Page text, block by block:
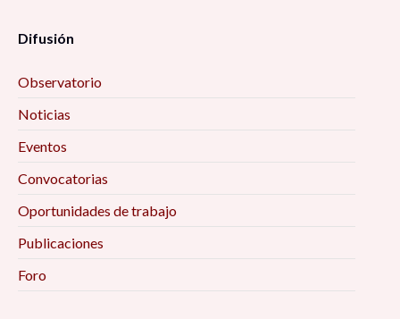
Difusión
Observatorio
Noticias
Eventos
Convocatorias
Oportunidades de trabajo
Publicaciones
Foro